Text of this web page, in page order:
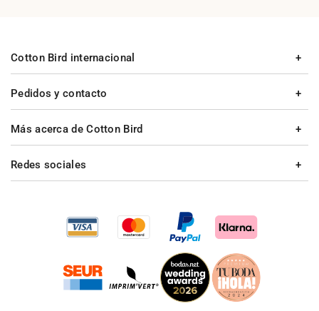
Pedidos y contacto
Más acerca de Cotton Bird
Cotton Bird internacional
Redes sociales